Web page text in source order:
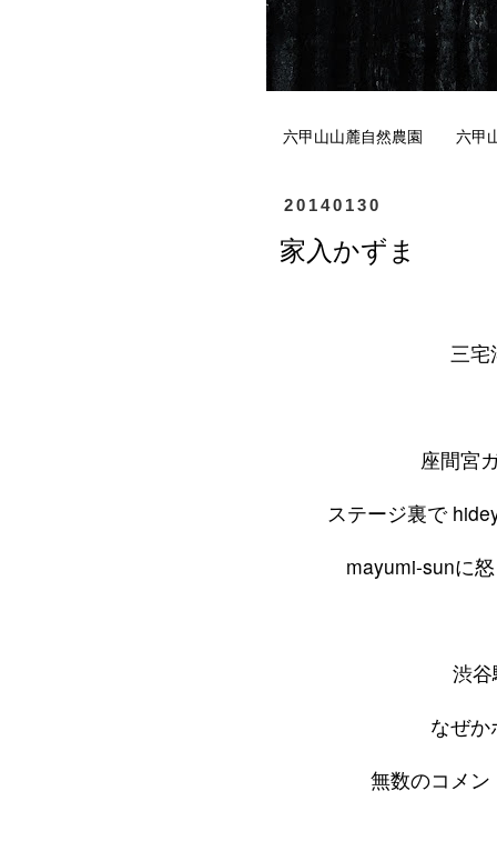
六甲山山麓自然農園 六甲
20140130
家入かずま
三宅
座間宮
ステージ裏で
mayumi-sunに
渋
なぜ
無数のコメ